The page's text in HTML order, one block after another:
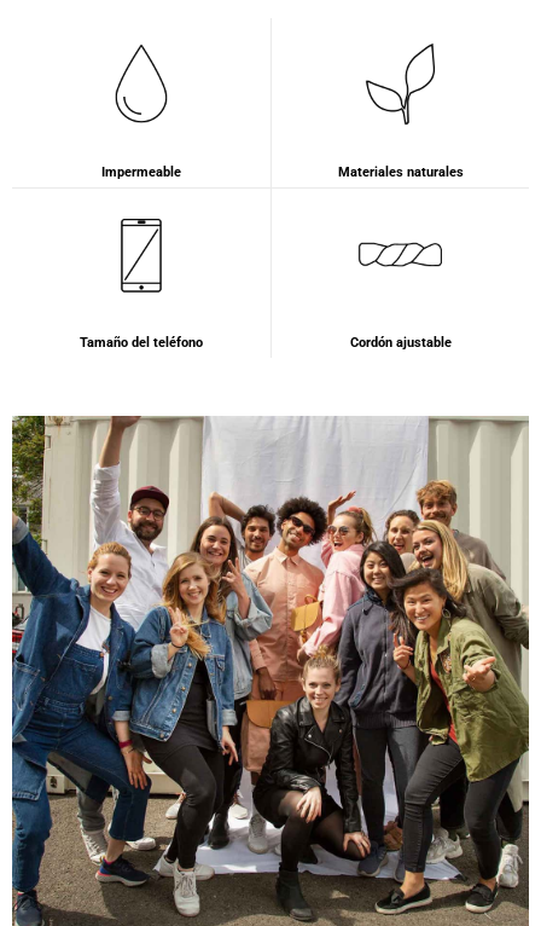
Impermeable Materiales naturales
Tamaño del teléfono Cordón ajustable